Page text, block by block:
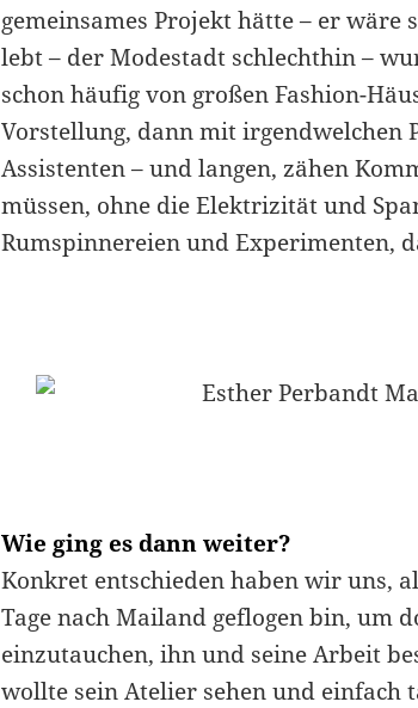
gemeinsames Projekt hätte – er
lebt – der Modestadt schlechthin –
schon häufig von großen Fashion-
Vorstellung, dann mit irgendwelchen
Assistenten – und langen, zähen
müssen, ohne die Elektrizität und
Rumspinnereien und Experimenten,
Wie ging es dann weiter?
Konkret entschieden haben wir uns,
Tage nach Mailand geflogen bin, um
einzutauchen, ihn und seine Arbeit
wollte sein Atelier sehen und einfach